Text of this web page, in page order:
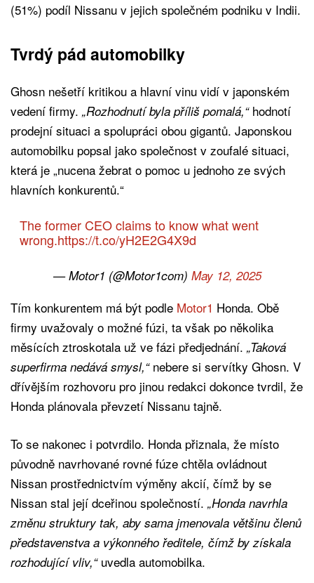
(51%) podíl Nissanu v jejich společném podniku v Indii.
Tvrdý pád automobilky
Ghosn nešetří kritikou a hlavní vinu vidí v japonském
vedení firmy. „Rozhodnutí byla příliš pomalá,“ hodnotí
prodejní situaci a spolupráci obou gigantů. Japonskou
automobilku popsal jako společnost v zoufalé situaci,
která je „nucena žebrat o pomoc u jednoho ze svých
hlavních konkurentů.“
The former CEO claims to know what went
wrong.https://t.co/yH2E2G4X9d
— Motor1 (@Motor1com) May 12, 2025
Tím konkurentem má být podle Motor1 Honda. Obě
firmy uvažovaly o možné fúzi, ta však po několika
měsících ztroskotala už ve fázi předjednání. „Taková
superfirma nedává smysl,“nebere si servítky Ghosn. V
dřívějším rozhovoru pro jinou redakci dokonce tvrdil, že
Honda plánovala převzetí Nissanu tajně.
To se nakonec i potvrdilo. Honda přiznala, že místo
původně navrhované rovné fúze chtěla ovládnout
Nissan prostřednictvím výměny akcií, čímž by se
Nissan stal její dceřinou společností. „Honda navrhla
změnu struktury tak, aby sama jmenovala většinu členů
představenstva a výkonného ředitele, čímž by získala
rozhodující vliv,“ uvedla automobilka.